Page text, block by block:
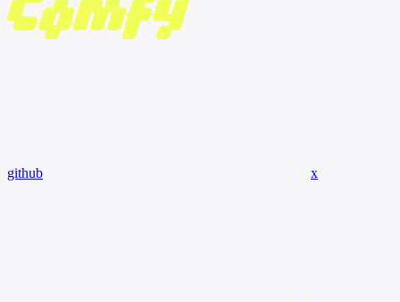
github x